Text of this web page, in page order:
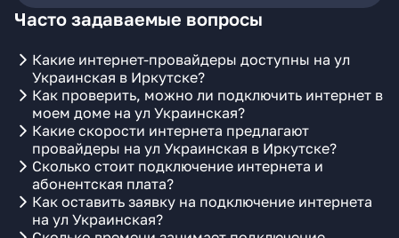
Часто задаваемые вопросы
Какие интернет-провайдеры доступны на ул
Украинская в Иркутске?
Как проверить, можно ли подключить интернет в
моем доме на ул Украинская?
Какие скорости интернета предлагают
провайдеры на ул Украинская в Иркутске?
Сколько стоит подключение интернета и
абонентская плата?
Как оставить заявку на подключение интернета
на ул Украинская?